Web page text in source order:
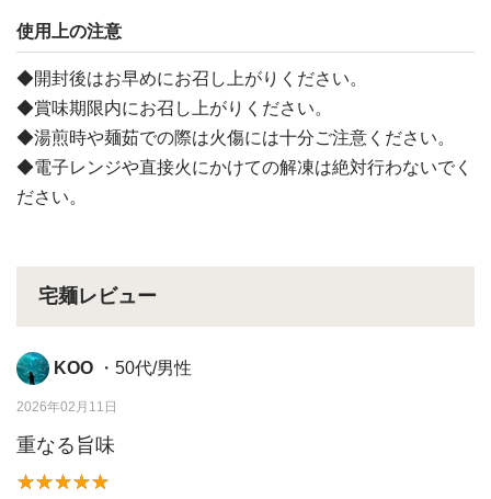
使用上の注意
◆開封後はお早めにお召し上がりください。
◆賞味期限内にお召し上がりください。
◆湯煎時や麺茹での際は火傷には十分ご注意ください。
◆電子レンジや直接火にかけての解凍は絶対行わないでく
ださい。
宅麺レビュー
KOO ・50代/男性
2026年02月11日
重なる旨味